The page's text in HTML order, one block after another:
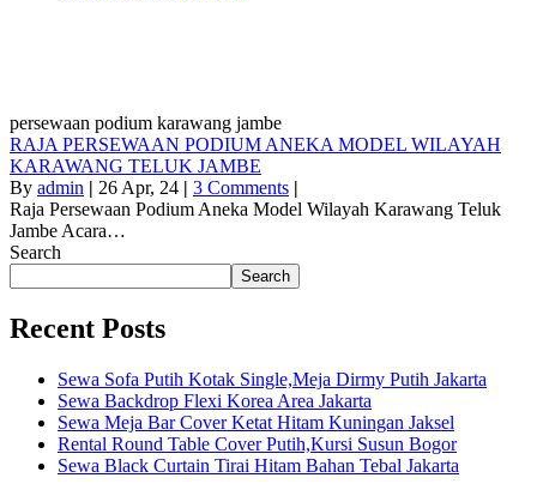
persewaan podium karawang jambe
RAJA PERSEWAAN PODIUM ANEKA MODEL WILAYAH
KARAWANG TELUK JAMBE
By admin | 26 Apr, 24 | 3 Comments |
Raja Persewaan Podium Aneka Model Wilayah Karawang Teluk
Jambe Acara…
Search
Search
Recent Posts
Sewa Sofa Putih Kotak Single,Meja Dirmy Putih Jakarta
Sewa Backdrop Flexi Korea Area Jakarta
Sewa Meja Bar Cover Ketat Hitam Kuningan Jaksel
Rental Round Table Cover Putih,Kursi Susun Bogor
Sewa Black Curtain Tirai Hitam Bahan Tebal Jakarta